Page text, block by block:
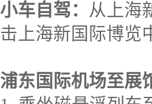
小车自驾： 从上海
击上海新国际博览
浦东国际机场至展